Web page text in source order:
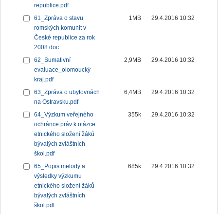
republice.pdf
61_Zpráva o stavu
romských komunit v
České republice za rok
2008.doc
1MB 29.4.2016 10:32
62_Sumativní
evaluace_olomoucký
kraj.pdf
2,9MB 29.4.2016 10:32
63_Zpráva o ubytovnách
na Ostravsku.pdf
6,4MB 29.4.2016 10:32
64_Výzkum veřejného
ochránce práv k otázce
etnického složení žáků
bývalých zvláštních
škol.pdf
355k 29.4.2016 10:32
65_Popis metody a
výsledky výzkumu
etnického složení žáků
bývalých zvláštních
škol.pdf
685k 29.4.2016 10:32